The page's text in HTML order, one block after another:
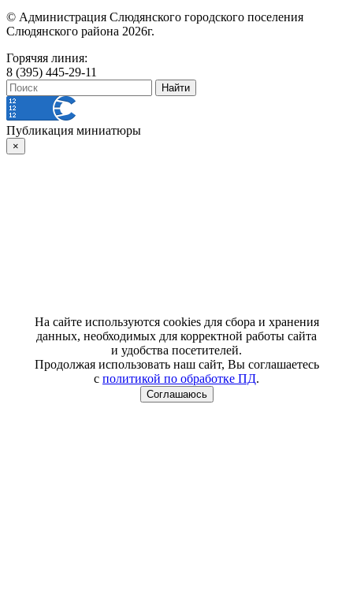
© Администрация Слюдянского городского поселения
Слюдянского района 2026г.
Горячяя линия:
8 (395) 445-29-11
Публикация миниатюры
×
На сайте используются cookies для сбора и хранения
данных, необходимых для корректной работы сайта
и удобства посетителей.
Продолжая использовать наш сайт, Вы соглашаетесь
с политикой по обработке ПД.
Соглашаюсь